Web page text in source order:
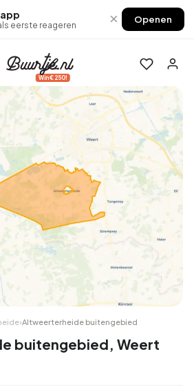
eerste reageren × Openen
Win €250!
›Altweerterheide buitengebied
buitengebied, Weert